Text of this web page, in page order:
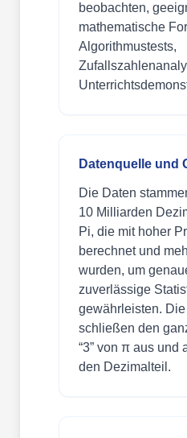
beobachten,
mathematische
Algorithmustests,
Datenquelle und
Die Daten
10 Milliarden
Pi, die mit hoher
berechnet und
wurden, um
zuverlässige
gewährleisten.
schließen den
“3” von π aus und
den Dezimalteil.